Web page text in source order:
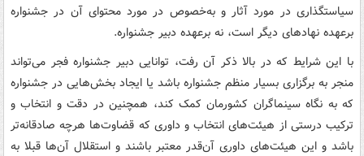
سیاستگذاری در مورد آثار و به‌خصوص در مورد محتوای آن در جشنواره
برعهده نهادهای دیگر است، نه برعهده دبیر جشنواره.
با این شرایط که در بالا ذکر آن رفت، توانایی دبیر جشنواره فجر می‌تواند
منجر به برگزاری بسیار منظم جشنواره باشد یا ایجاد بخش‌هایی در جشنواره
که به نگاه سینماگران کشورمان کمک کند، همچنین ‌در دقت و ‌انتخاب و
ترکیب درستی از هیئت‌های انتخاب و داوری که قضاوت‌ها هرچه صادقانه‌تر
باشد و این هیئت‌های داوری آن‌قدر معتبر باشند و استقلال آن‌ها قبلا به